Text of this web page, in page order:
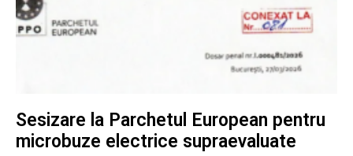
Sesizare la Parchetul European pentru
microbuze electrice supraevaluate